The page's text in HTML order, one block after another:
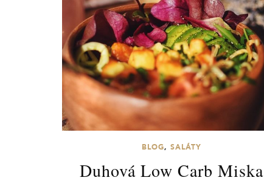
BLOG, SALÁTY
Duhová Low Carb Miska